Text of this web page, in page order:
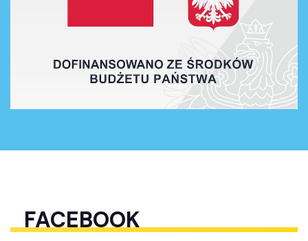
FACEBOOK